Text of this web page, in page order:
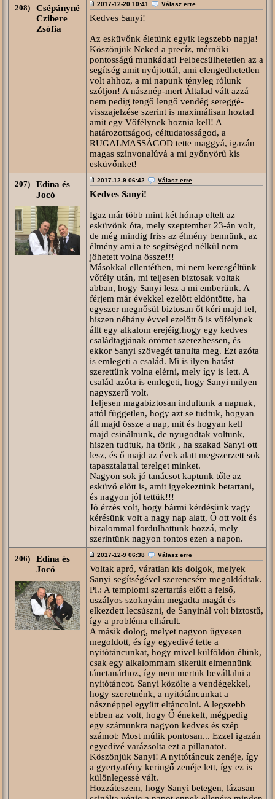
208)
Csépányné
Czibere
Zsófia
2017-12-20 10:41 Válasz erre
Kedves Sanyi!
Az esküvőnk életünk egyik legszebb napja!
Köszönjük Neked a precíz, mérnöki
pontosságú munkádat! Felbecsülhetetlen az a
segítség amit nyújtottál, ami elengedhetetlen
volt ahhoz, a mi napunk tényleg rólunk
szóljon! A násznép-mert Általad vált azzá
nem pedig tengő lengő vendég sereggé-
visszajelzése szerint is maximálisan hoztad
amit egy Vőfélynek hoznia kell! A
határozottságod, céltudatosságod, a
RUGALMASSÁGOD tette maggyá, igazán
magas színvonalúvá a mi győnyörű kis
esküvőnket!
207)
Edina és
Jocó
2017-12-9 06:42 Válasz erre
Kedves Sanyi!
Igaz már több mint két hónap eltelt az
esküvönk óta, mely szeptember 23-án volt,
de még mindig friss az élmény bennünk, az
élmény ami a te segítséged nélkül nem
jöhetett volna össze!!!
Másokkal ellentétben, mi nem keresgéltünk
vőfély után, mi teljesen biztosak voltak
abban, hogy Sanyi lesz a mi emberünk. A
férjem már évekkel ezelőtt eldöntötte, ha
egyszer megnősül biztosan őt kéri majd fel,
hiszen néhány évvel ezelőtt ő is vőfélynek
állt egy alkalom erejéig,hogy egy kedves
családtagjának örömet szerezhessen, és
ekkor Sanyi szövegét tanulta meg. Ezt azóta
is emlegeti a család. Mi is ilyen hatást
szerettünk volna elérni, mely így is lett. A
család azóta is emlegeti, hogy Sanyi milyen
nagyszerű volt.
Teljesen magabiztosan indultunk a napnak,
attól független, hogy azt se tudtuk, hogyan
áll majd össze a nap, mit és hogyan kell
majd csinálnunk, de nyugodtak voltunk,
hiszen tudtuk, ha törik , ha szakad Sanyi ott
lesz, és ő majd az évek alatt megszerzett sok
tapasztalattal terelget minket.
Nagyon sok jó tanácsot kaptunk tőle az
esküvő előtt is, amit igyekeztünk betartani,
és nagyon jól tettük!!!
Jó érzés volt, hogy bármi kérdésünk vagy
kérésünk volt a nagy nap alatt, Ő ott volt és
bizalommal fordulhattunk hozzá, mely
szerintünk nagyon fontos ezen a napon.
206)
Edina és
Jocó
2017-12-9 06:38 Válasz erre
Voltak apró, váratlan kis dolgok, melyek
Sanyi segítségével szerencsére megoldódtak.
Pl.: A templomi szertartás előtt a felső,
uszályos szoknyám megadta magát és
elkezdett lecsúszni, de Sanyinál volt biztostű,
így a probléma elhárult.
A másik dolog, melyet nagyon ügyesen
megoldott, és így egyedivé tette a
nyitótáncunkat, hogy mivel külföldön élünk,
csak egy alkalommam sikerült elmennünk
tánctanárhoz, így nem mertük bevállalni a
nyitótáncot. Sanyi közölte a vendégekkel,
hogy szeretnénk, a nyitótáncunkat a
násznéppel együtt eltáncolni. A legszebb
ebben az volt, hogy Ő énekelt, mégpedig
egy számunkra nagyon kedves és szép
számot: Most múlik pontosan... Ezzel igazán
egyedivé varázsolta ezt a pillanatot.
Köszönjük Sanyi! A nyitótáncuk zenéje, így
a gyertyafény keringő zenéje lett, így ez is
különlegessé vált.
Hozzáteszem, hogy Sanyi betegen, lázasan